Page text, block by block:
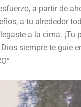
a partir de
a tu alrededor
a la cima. ¡Tu
siempre te guie